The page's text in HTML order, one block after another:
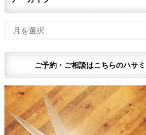
ご予約・ご相談はこちらのハサ